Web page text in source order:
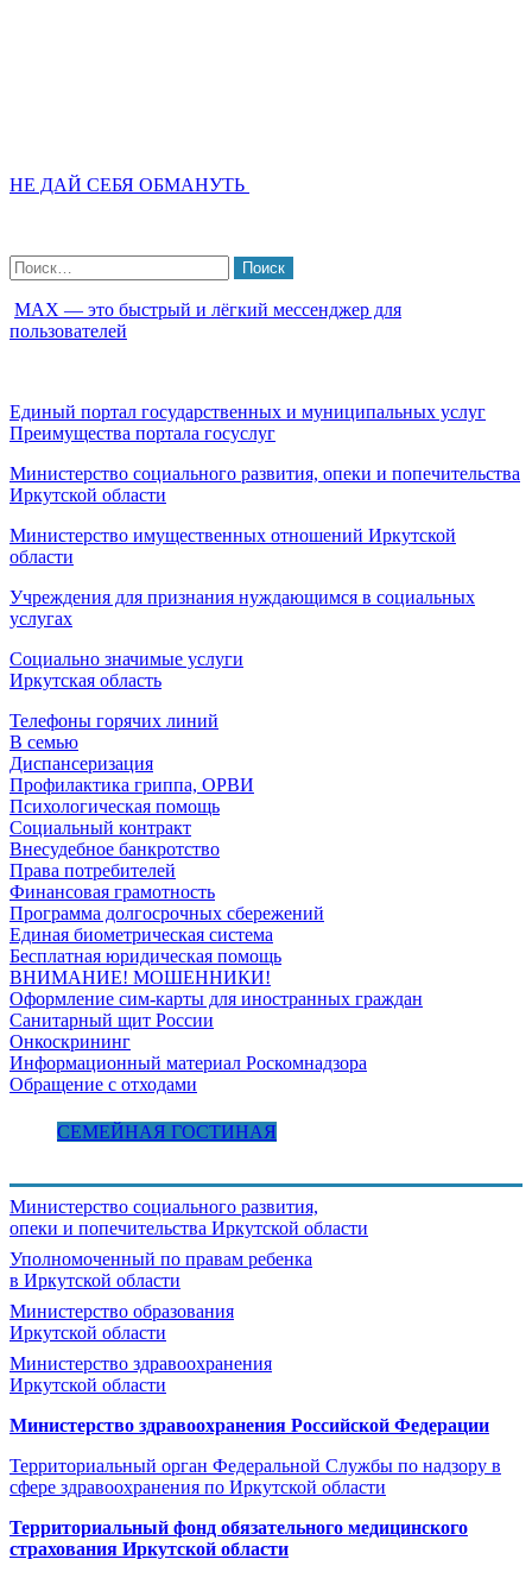
НЕ ДАЙ СЕБЯ ОБМАНУТЬ
Найти:
МАХ — это быстрый и лёгкий мессенджер для
пользователей
Единый портал государственных и муниципальных услуг
Преимущества портала госуслуг
Министерство социального развития, опеки и попечительства
Иркутской области
Министерство имущественных отношений Иркутской
области
Учреждения для признания нуждающимся в социальных
услугах
Социально значимые услуги
Иркутская область
Телефоны горячих линий
В семью
Диспансеризация
Профилактика гриппа, ОРВИ
Психологическая помощь
Социальный контракт
Внесудебное банкротство
Права потребителей
Финансовая грамотность
Программа долгосрочных сбережений
Единая биометрическая система
Бесплатная юридическая помощь
ВНИМАНИЕ! МОШЕННИКИ!
Оформление сим-карты для иностранных граждан
Санитарный щит России
Онкоскрининг
Информационный материал Роскомнадзора
Обращение с отходами
СЕМЕЙНАЯ ГОСТИНАЯ
Министерство социального развития,
опеки и попечительства Иркутской области
Уполномоченный по правам ребенка
в Иркутской области
Министерство образования
Иркутской области
Министерство здравоохранения
Иркутской области
Министерство здравоохранения Росcийской Федерации
Территориальный орган Федеральной Службы по надзору в
сфере здравоохранения по Иркутской области
Территориальный фонд обязательного медицинского
страхования Иркутской области